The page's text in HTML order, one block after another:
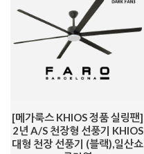
[메가룩스 KHIOS 정품 실링팬]
2년 A/S 천장형 선풍기 KHIOS
대형 천장 선풍기 (블랙),일산쇼